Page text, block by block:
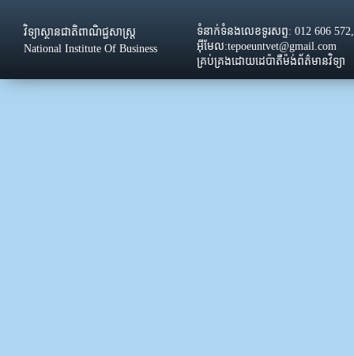
វិទ្យាស្ថានជាតិពាណិជ្ជសាស្រ្ដ
National Institute Of Business
ទំនាក់ទំនងលេខទូរសព្ទ: 012 606
អ៊ីមែល:tepoeuntvet@gmail.com
គ្រប់គ្រងដោយដេប៉ាតឺម៉ង់ព័ត៌មានវិទ្យា